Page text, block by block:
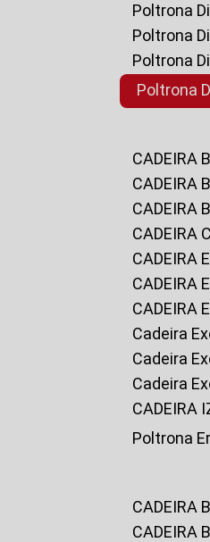
Poltrona
Poltrona
Poltrona
Poltrona
CADEIRA
CADEIRA
Cadeira
Cadeira
Cadeira
CADEIRA
Poltrona